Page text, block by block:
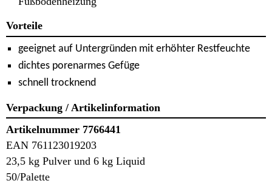
Vorteile
geeignet auf Untergründen mit erhöhter Restfeuchte
dichtes porenarmes Gefüge
schnell trocknend
Verpackung / Artikelinformation
Artikelnummer 7766441
EAN 761123019203
23,5 kg Pulver und 6 kg Liquid
50/Palette